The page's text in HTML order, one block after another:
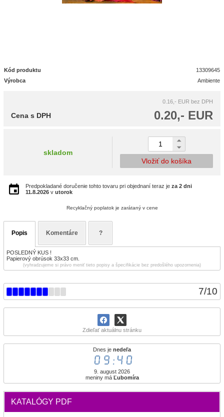
7/10
Zdieľať aktuálnu stránku
Dnes je nedeľa
09:40
9. august 2026
meniny má Ľubomíra
KATALÓGY PDF
Kód produktu
13309645
Výrobca
Ambiente
0.16,- EUR bez DPH
0.20,- EUR
Cena s DPH
skladom
Vložiť do košíka
Predpokladané doručenie tohto tovaru pri objednaní teraz je za 2 dni
11.8.2026 v utorok
Recyklačný poplatok je zarátaný v cene
Popis Komentáre ?
POSLEDNÝ KUS !
Papierový obrúsok 33x33 cm.
(vyhradzujeme si právo meniť tieto popisy a špecifikácie bez predošlého upozornenia)